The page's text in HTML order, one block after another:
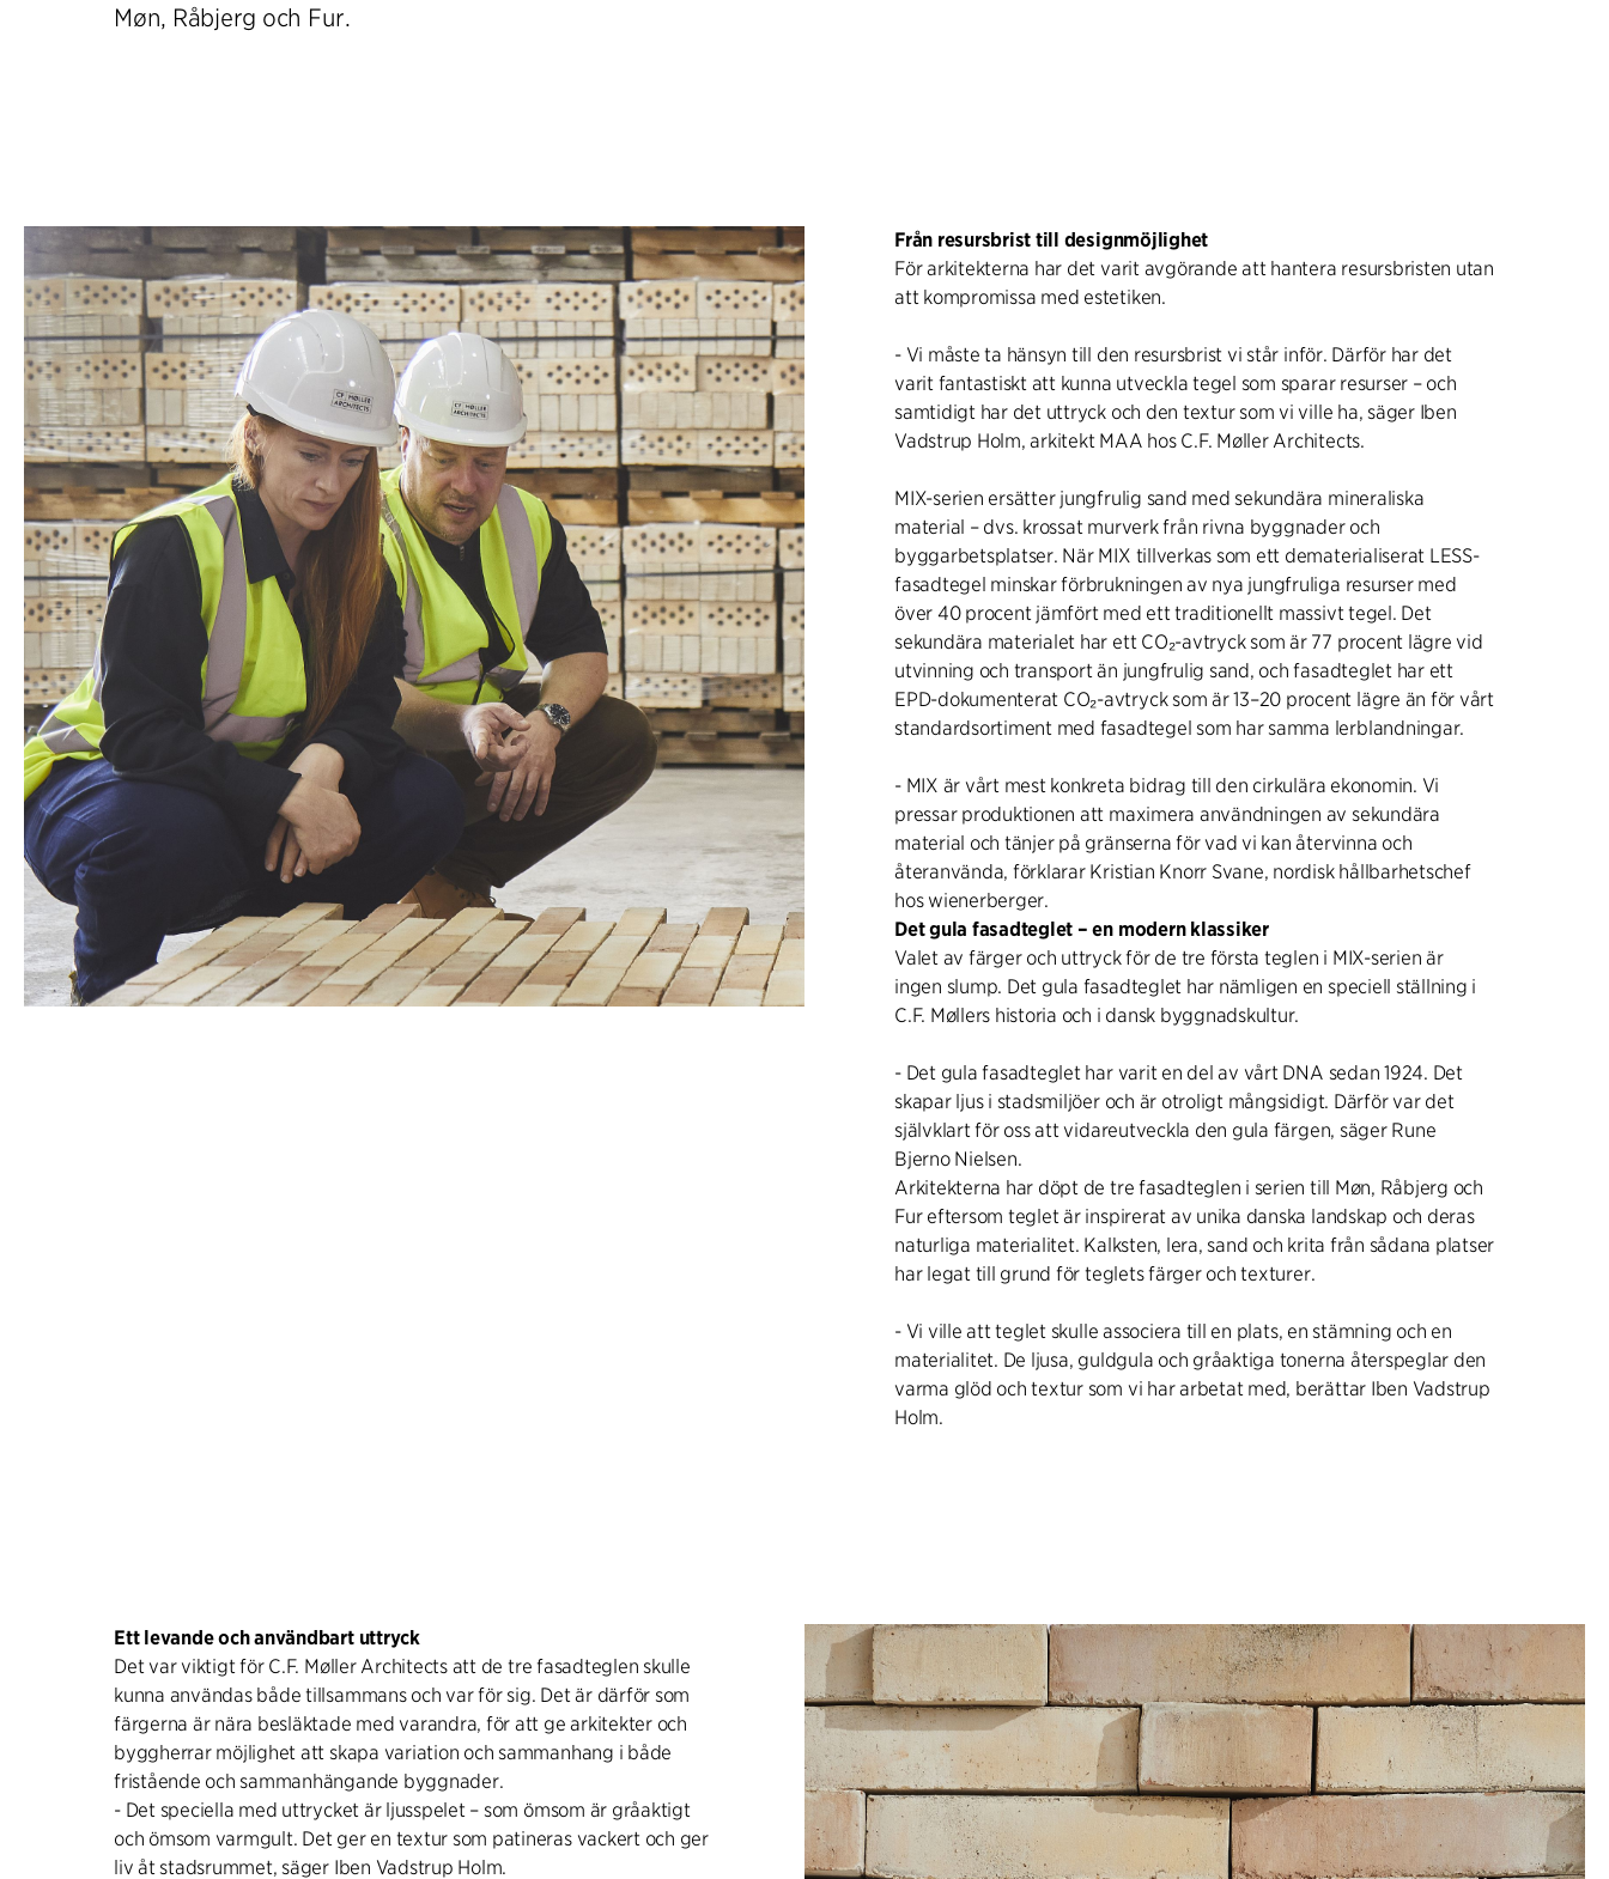
Møn, Råbjerg och Fur.
Från resursbrist till designmöjlighet
För arkitekterna har det varit avgörande att hantera resursbristen utan
att kompromissa med estetiken.
- Vi måste ta hänsyn till den resursbrist vi står inför. Därför har det
varit fantastiskt att kunna utveckla tegel som sparar resurser – och
samtidigt har det uttryck och den textur som vi ville ha, säger Iben
Vadstrup Holm, arkitekt MAA hos C.F. Møller Architects.
MIX-serien ersätter jungfrulig sand med sekundära mineraliska
material – dvs. krossat murverk från rivna byggnader och
byggarbetsplatser. När MIX tillverkas som ett dematerialiserat LESS-
fasadtegel minskar förbrukningen av nya jungfruliga resurser med
över 40 procent jämfört med ett traditionellt massivt tegel. Det
sekundära materialet har ett CO₂-avtryck som är 77 procent lägre vid
utvinning och transport än jungfrulig sand, och fasadteglet har ett
EPD-dokumenterat CO₂-avtryck som är 13–20 procent lägre än för vårt
standardsortiment med fasadtegel som har samma lerblandningar.
- MIX är vårt mest konkreta bidrag till den cirkulära ekonomin. Vi
pressar produktionen att maximera användningen av sekundära
material och tänjer på gränserna för vad vi kan återvinna och
återanvända, förklarar Kristian Knorr Svane, nordisk hållbarhetschef
hos wienerberger.
Det gula fasadteglet – en modern klassiker
Valet av färger och uttryck för de tre första teglen i MIX-serien är
ingen slump. Det gula fasadteglet har nämligen en speciell ställning i
C.F. Møllers historia och i dansk byggnadskultur.
- Det gula fasadteglet har varit en del av vårt DNA sedan 1924. Det
skapar ljus i stadsmiljöer och är otroligt mångsidigt. Därför var det
självklart för oss att vidareutveckla den gula färgen, säger Rune
Bjerno Nielsen.
Arkitekterna har döpt de tre fasadteglen i serien till Møn, Råbjerg och
Fur eftersom teglet är inspirerat av unika danska landskap och deras
naturliga materialitet. Kalksten, lera, sand och krita från sådana platser
har legat till grund för teglets färger och texturer.
- Vi ville att teglet skulle associera till en plats, en stämning och en
materialitet. De ljusa, guldgula och gråaktiga tonerna återspeglar den
varma glöd och textur som vi har arbetat med, berättar Iben Vadstrup
Holm.
Ett levande och användbart uttryck
Det var viktigt för C.F. Møller Architects att de tre fasadteglen skulle
kunna användas både tillsammans och var för sig. Det är därför som
färgerna är nära besläktade med varandra, för att ge arkitekter och
byggherrar möjlighet att skapa variation och sammanhang i både
fristående och sammanhängande byggnader.
- Det speciella med uttrycket är ljusspelet – som ömsom är gråaktigt
och ömsom varmgult. Det ger en textur som patineras vackert och ger
liv åt stadsrummet, säger Iben Vadstrup Holm.